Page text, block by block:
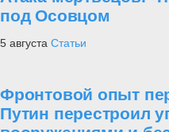
под Осовцом
5 августа Статьи
Фронтовой опыт
Путин перестроил